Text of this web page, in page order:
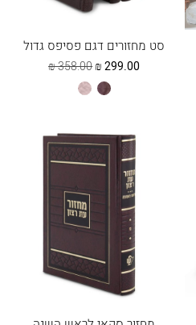
סט מחזורים דגם פסיפס גדול
358.00
₪
המחיר
המקורי
היה:
299.00
₪
חום כספסף